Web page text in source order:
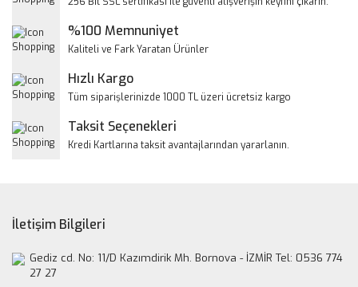
Ürün bilgilerinde hatalar bulunuyor.
Bu ürüne benzer farklı alternatifler olmalı.
%100 Memnuniyet
Kaliteli ve Fark Yaratan Ürünler
Hızlı Kargo
Tüm siparişlerinizde 1000 TL üzeri ücretsiz kargo
Taksit Seçenekleri
Kredi Kartlarına taksit avantajlarından yararlanın.
İletişim Bilgileri
Gediz cd. No: 11/D Kazımdirik Mh. Bornova - İZMİR Tel: 0536 774
27 27